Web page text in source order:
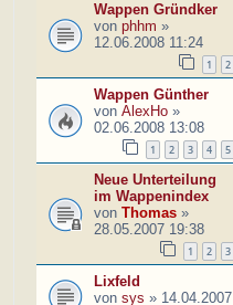
Wappen Gründker
von phhm »
12.06.2008 11:24
1 2
Wappen Günther
von AlexHo »
02.06.2008 13:08
1 2 3 4 5
Neue Unterteilung
im Wappenindex
von Thomas »
28.05.2007 19:38
1 2 3
Lixfeld
von sys » 14.04.2007